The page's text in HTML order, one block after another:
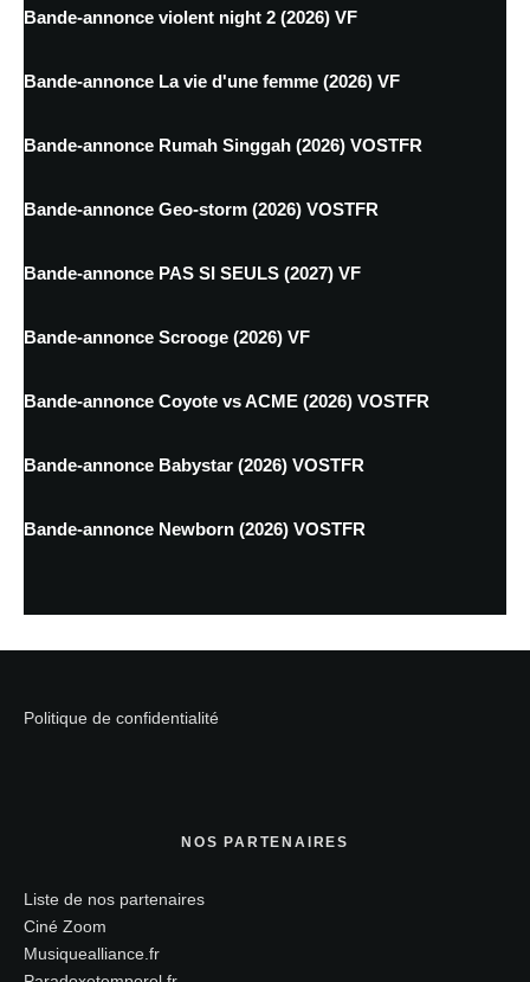
Bande-annonce violent night 2 (2026) VF
Bande-annonce La vie d'une femme (2026) VF
Bande-annonce Rumah Singgah (2026) VOSTFR
Bande-annonce Geo-storm (2026) VOSTFR
Bande-annonce PAS SI SEULS (2027) VF
Bande-annonce Scrooge (2026) VF
Bande-annonce Coyote vs ACME (2026) VOSTFR
Bande-annonce Babystar (2026) VOSTFR
Bande-annonce Newborn (2026) VOSTFR
Politique de confidentialité
NOS PARTENAIRES
Liste de nos partenaires
Ciné Zoom
Musiquealliance.fr